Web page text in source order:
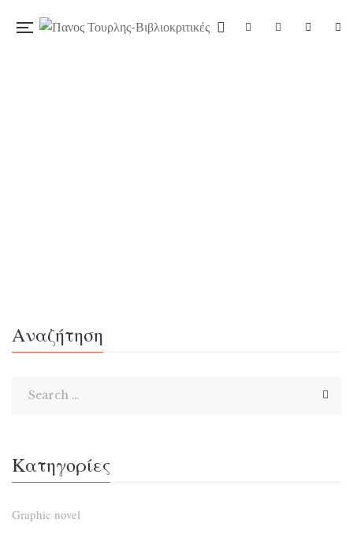
βοηθάει να γνωρίσει καλύτερα τον εαυτό της. Τι
περιέχουν τα χειρόγραφά της και πού βρίσκονται
Αναζήτηση
Κατηγορίες
Graphic novel